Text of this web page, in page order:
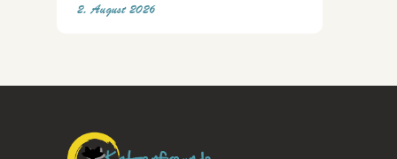
2. August 2026